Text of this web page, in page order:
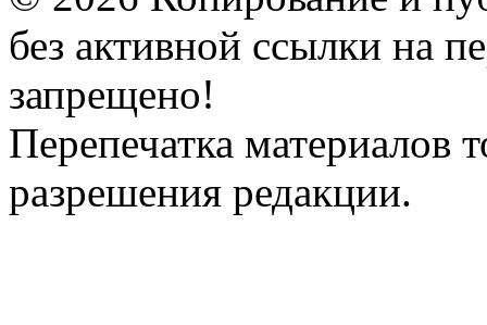
без активной ссылки на
запрещено!
Перепечатка материалов
разрешения редакции.